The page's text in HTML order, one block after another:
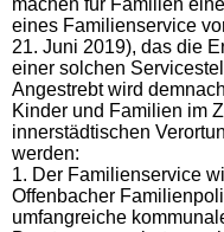
eines Familienservice
21. Juni 2019), das die
einer solchen
Angestrebt wird
Kinder und Familien im
innerstädtischen
werden:
1. Der Familienservice
Offenbacher
umfangreiche